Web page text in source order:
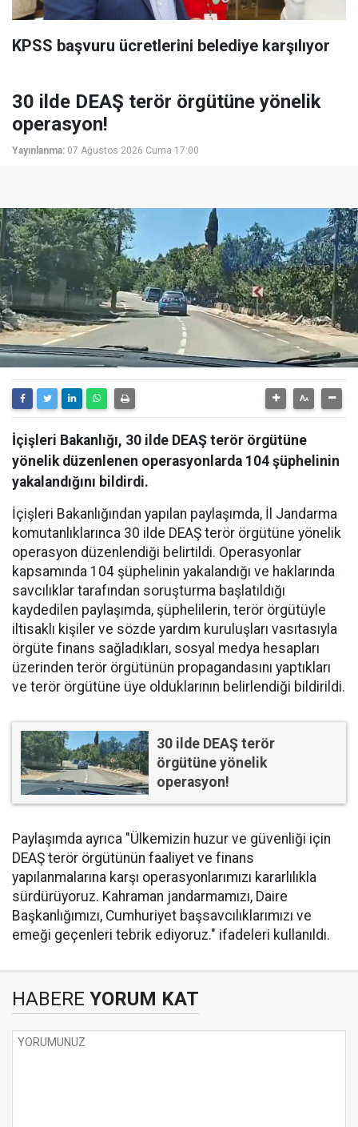
KPSS başvuru ücretlerini belediye karşılıyor
30 ilde DEAŞ terör örgütüne yönelik
operasyon!
Yayınlanma: 07 Ağustos 2026 Cuma 17:00
İçişleri Bakanlığı, 30 ilde DEAŞ terör örgütüne
yönelik düzenlenen operasyonlarda 104 şüphelinin
yakalandığını bildirdi.
İçişleri Bakanlığından yapılan paylaşımda, İl Jandarma
komutanlıklarınca 30 ilde DEAŞ terör örgütüne yönelik
operasyon düzenlendiği belirtildi. Operasyonlar
kapsamında 104 şüphelinin yakalandığı ve haklarında
savcılıklar tarafından soruşturma başlatıldığı
kaydedilen paylaşımda, şüphelilerin, terör örgütüyle
iltisaklı kişiler ve sözde yardım kuruluşları vasıtasıyla
örgüte finans sağladıkları, sosyal medya hesapları
üzerinden terör örgütünün propagandasını yaptıkları
ve terör örgütüne üye olduklarının belirlendiği bildirildi.
30 ilde DEAŞ terör
örgütüne yönelik
operasyon!
Paylaşımda ayrıca "Ülkemizin huzur ve güvenliği için
DEAŞ terör örgütünün faaliyet ve finans
yapılanmalarına karşı operasyonlarımızı kararlılıkla
sürdürüyoruz. Kahraman jandarmamızı, Daire
Başkanlığımızı, Cumhuriyet başsavcılıklarımızı ve
emeği geçenleri tebrik ediyoruz." ifadeleri kullanıldı.
HABERE YORUM KAT